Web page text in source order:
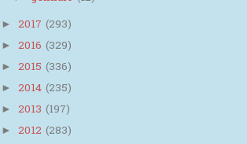
► 2017 (293)
► 2016 (329)
► 2015 (336)
► 2014 (235)
► 2013 (197)
► 2012 (283)